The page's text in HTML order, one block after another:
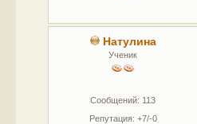
Натулина
Ученик
Сообщений: 113
Репутация: +7/-0